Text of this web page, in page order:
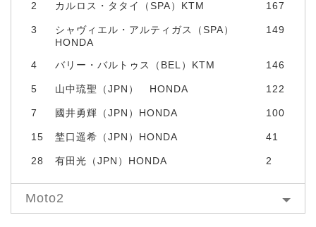
2 カルロス・タタイ（SPA）KTM 167
3
シャヴィエル・アルティガス（SPA）
HONDA
149
4 バリー・バルトゥス（BEL）KTM 146
5 山中琉聖（JPN） HONDA 122
7 國井勇輝（JPN）HONDA 100
15 埜口遥希（JPN）HONDA 41
28 有田光（JPN）HONDA 2
Moto2